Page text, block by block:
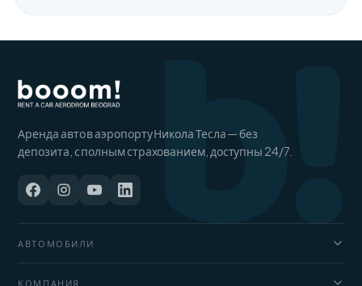
b!
Аренда авто в аэропорту Никола Тесла — без
депозита, с полным страхованием, доступны 24/7.
АВТОМОБИЛИ
КОМПАНИЯ